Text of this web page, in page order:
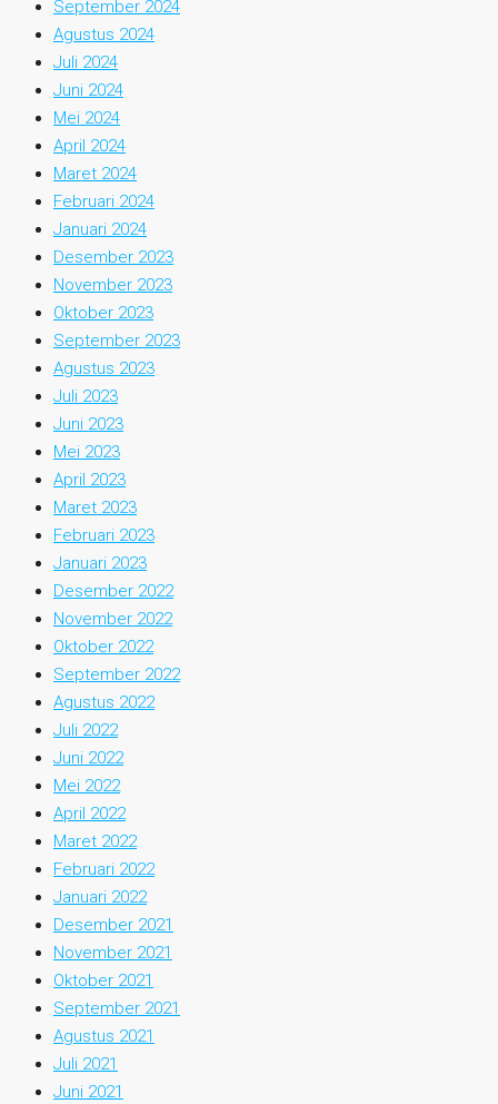
September 2024
Agustus 2024
Juli 2024
Juni 2024
Mei 2024
April 2024
Maret 2024
Februari 2024
Januari 2024
Desember 2023
November 2023
Oktober 2023
September 2023
Agustus 2023
Juli 2023
Juni 2023
Mei 2023
April 2023
Maret 2023
Februari 2023
Januari 2023
Desember 2022
November 2022
Oktober 2022
September 2022
Agustus 2022
Juli 2022
Juni 2022
Mei 2022
April 2022
Maret 2022
Februari 2022
Januari 2022
Desember 2021
November 2021
Oktober 2021
September 2021
Agustus 2021
Juli 2021
Juni 2021